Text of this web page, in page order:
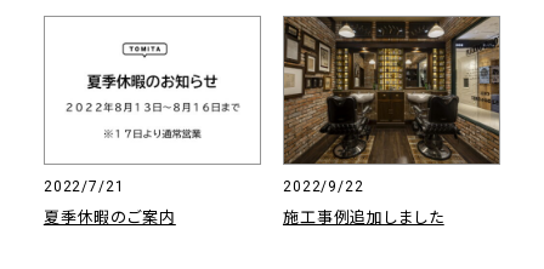
2022/7/21
夏季休暇のご案内
2022/9/22
施工事例追加しました